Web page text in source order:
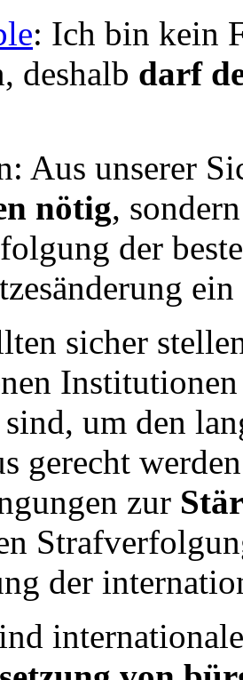
: Ich bin kein
deshalb darf
Aus unserer
nötig,
der
sicher
um den
gerecht
zur
der